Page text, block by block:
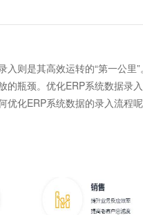
则是其高效运转的“第一公里
。优化ERP系统数据录入流程
优化ERP系统数据的录入流